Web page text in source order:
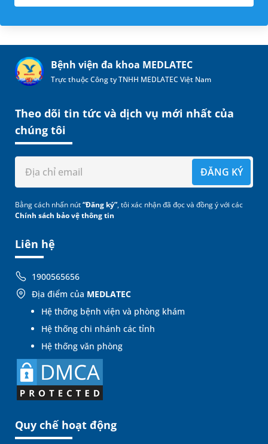
Bệnh viện đa khoa MEDLATEC
Trực thuộc Công ty TNHH MEDLATEC Việt Nam
Liên hệ
1900565656
Địa điểm của MEDLATEC
Hệ thống bệnh viện và phòng khám
Hệ thống chi nhánh các tỉnh
Hệ thống văn phòng
Quy chế hoạt động
Theo dõi tin tức và dịch vụ mới nhất của
chúng tôi
ĐĂNG KÝ
Bằng cách nhấn nút“Đăng ký”, tôi xác nhận đã đọc và đồng ý với các
Chính sách bảo vệ thông tin